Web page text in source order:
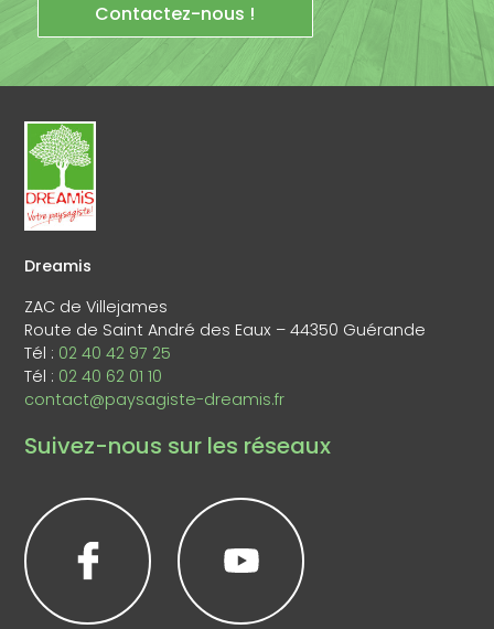
Contactez-nous !
Dreamis
ZAC de Villejames
Route de Saint André des Eaux – 44350 Guérande
Tél : 02 40 42 97 25
Tél : 02 40 62 01 10
contact@paysagiste-dreamis.fr
Suivez-nous sur les réseaux